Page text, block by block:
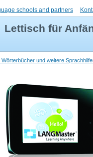
schools and partners
Lettisch für
und weitere